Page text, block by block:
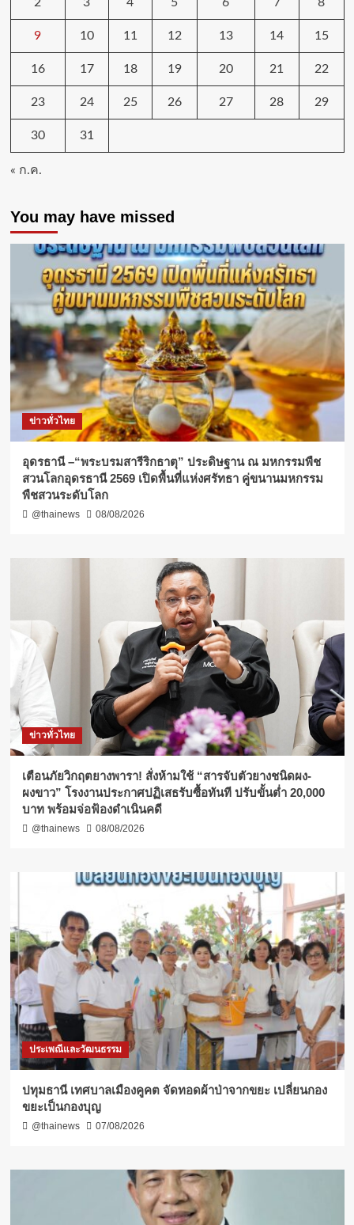
ประชาชน
2 3 4 5 6 7 8
9 10 11 12 13 14 15
16 17 18 19 20 21 22
23 24 25 26 27 28 29
30 31
« ก.ค.
You may have missed
ข่าวทั่วไทย
อุดรธานี –“พระบรมสารีริกธาตุ” ประดิษฐาน ณ มหกรรมพืช
สวนโลกอุดรธานี 2569 เปิดพื้นที่แห่งศรัทธา คู่ขนานมหกรรม
พืชสวนระดับโลก
@thainews 08/08/2026
ข่าวทั่วไทย
เตือนภัยวิกฤตยางพารา! สั่งห้ามใช้ “สารจับตัวยางชนิดผง-
ผงขาว” โรงงานประกาศปฏิเสธรับซื้อทันที ปรับขั้นต่ำ 20,000
บาท พร้อมจ่อฟ้องดำเนินคดี
@thainews 08/08/2026
ประเพณีและวัฒนธรรม
ปทุมธานี เทศบาลเมืองคูคต จัดทอดผ้าป่าจากขยะ เปลี่ยนกอง
ขยะเป็นกองบุญ
@thainews 07/08/2026